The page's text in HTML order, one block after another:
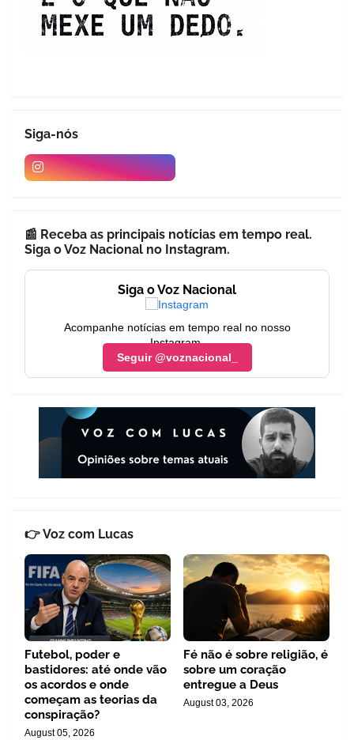
Siga-nós
📰 Receba as principais notícias em tempo real.
Siga o Voz Nacional no Instagram.
Siga o Voz Nacional
Acompanhe notícias em tempo real no nosso
Instagram.
Seguir @voznacional_
👉 Voz com Lucas
Futebol, poder e
bastidores: até onde vão
os acordos e onde
começam as teorias da
conspiração?
August 05, 2026
Fé não é sobre religião, é
sobre um coração
entregue a Deus
August 03, 2026